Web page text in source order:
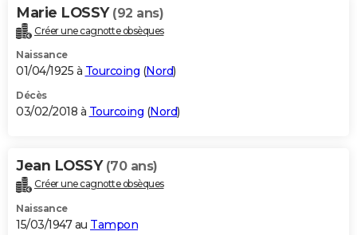
Marie LOSSY (92 ans)
Créer une cagnotte obsèques
Naissance
01/04/1925 à Tourcoing (Nord)
Décès
03/02/2018 à Tourcoing (Nord)
Jean LOSSY (70 ans)
Créer une cagnotte obsèques
Naissance
15/03/1947 au Tampon